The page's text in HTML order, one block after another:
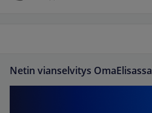
Netin vianselvitys OmaElisassa